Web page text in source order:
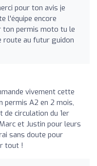
pour ton avis je
l'équipe encore
ton permis moto tu le
route au futur guidon
vivement cette
permis A2 en 2 mois,
de circulation du 1er
et Justin pour leurs
sans doute pour
tout !